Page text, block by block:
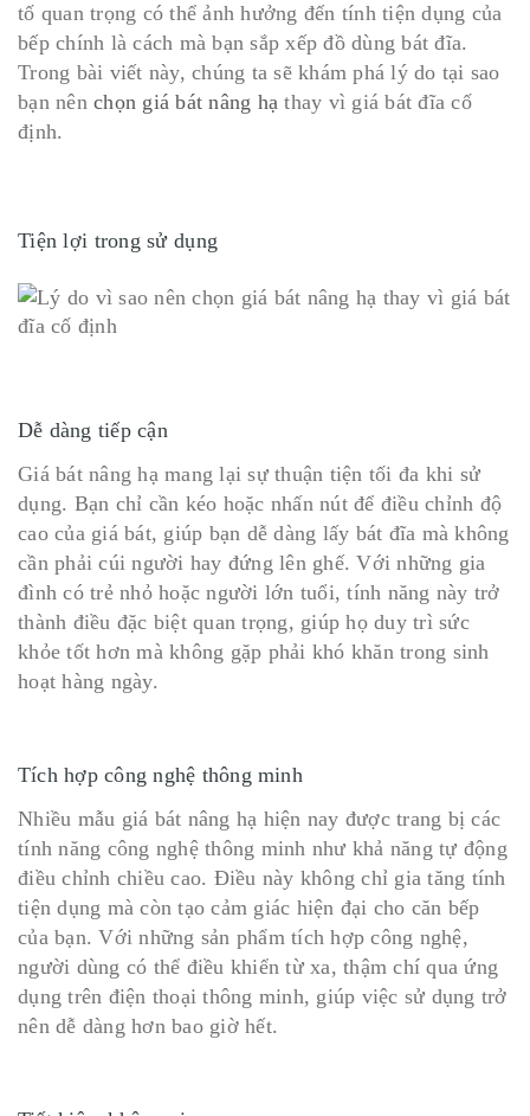
tố quan trọng có thể ảnh hưởng đến tính tiện dụng của
bếp chính là cách mà bạn sắp xếp đồ dùng bát đĩa.
Trong bài viết này, chúng ta sẽ khám phá lý do tại sao
bạn nên chọn giá bát nâng hạ thay vì giá bát đĩa cố
định.
Tiện lợi trong sử dụng
Dễ dàng tiếp cận
Giá bát nâng hạ mang lại sự thuận tiện tối đa khi sử
dụng. Bạn chỉ cần kéo hoặc nhấn nút để điều chỉnh độ
cao của giá bát, giúp bạn dễ dàng lấy bát đĩa mà không
cần phải cúi người hay đứng lên ghế. Với những gia
đình có trẻ nhỏ hoặc người lớn tuổi, tính năng này trở
thành điều đặc biệt quan trọng, giúp họ duy trì sức
khỏe tốt hơn mà không gặp phải khó khăn trong sinh
hoạt hàng ngày.
Tích hợp công nghệ thông minh
Nhiều mẫu giá bát nâng hạ hiện nay được trang bị các
tính năng công nghệ thông minh như khả năng tự động
điều chỉnh chiều cao. Điều này không chỉ gia tăng tính
tiện dụng mà còn tạo cảm giác hiện đại cho căn bếp
của bạn. Với những sản phẩm tích hợp công nghệ,
người dùng có thể điều khiển từ xa, thậm chí qua ứng
dụng trên điện thoại thông minh, giúp việc sử dụng trở
nên dễ dàng hơn bao giờ hết.